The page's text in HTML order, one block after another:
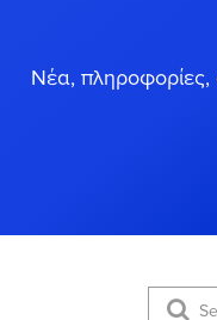
Νέα, πληροφορίες,